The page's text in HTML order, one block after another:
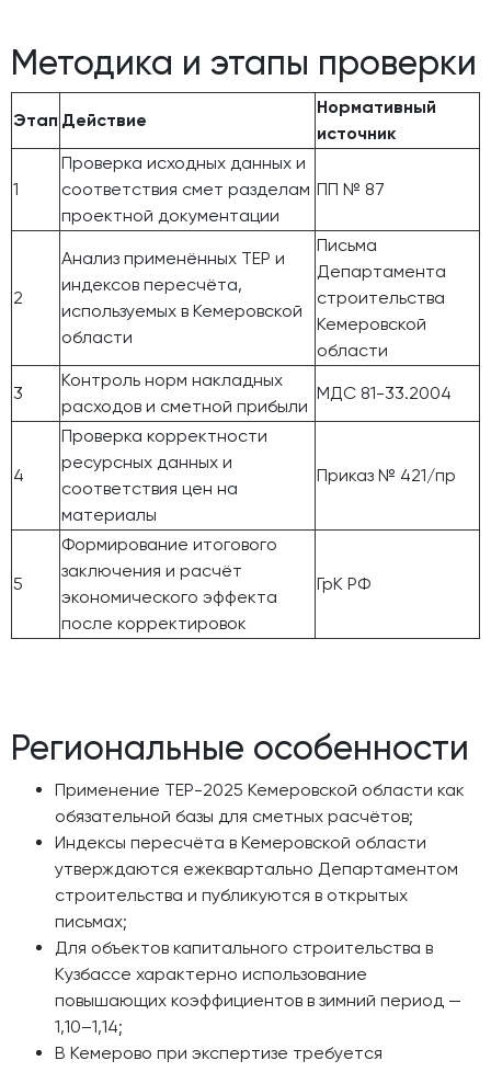
Методика и этапы проверки
Этап Действие
Нормативный
источник
1
Проверка исходных данных и
соответствия смет разделам
проектной документации
ПП № 87
2
Анализ применённых ТЕР и
индексов пересчёта,
используемых в Кемеровской
области
Письма
Департамента
строительства
Кемеровской
области
3
Контроль норм накладных
расходов и сметной прибыли
МДС 81-33.2004
4
Проверка корректности
ресурсных данных и
соответствия цен на
материалы
Приказ № 421/пр
5
Формирование итогового
заключения и расчёт
экономического эффекта
после корректировок
ГрК РФ
Региональные особенности
Применение ТЕР-2025 Кемеровской области как
обязательной базы для сметных расчётов;
Индексы пересчёта в Кемеровской области
утверждаются ежеквартально Департаментом
строительства и публикуются в открытых
письмах;
Для объектов капитального строительства в
Кузбассе характерно использование
повышающих коэффициентов в зимний период —
1,10–1,14;
В Кемерово при экспертизе требуется